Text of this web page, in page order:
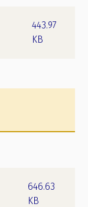
443.97
KB
646.63
KB